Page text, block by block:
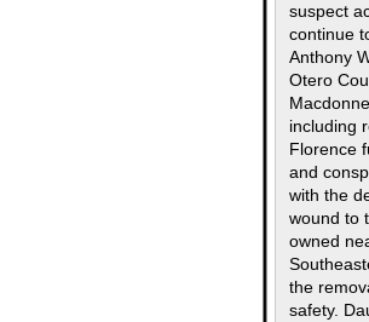
suspect
continue
Anthony
Otero
including
Florence
and
with the
wound to
owned
the
safety.